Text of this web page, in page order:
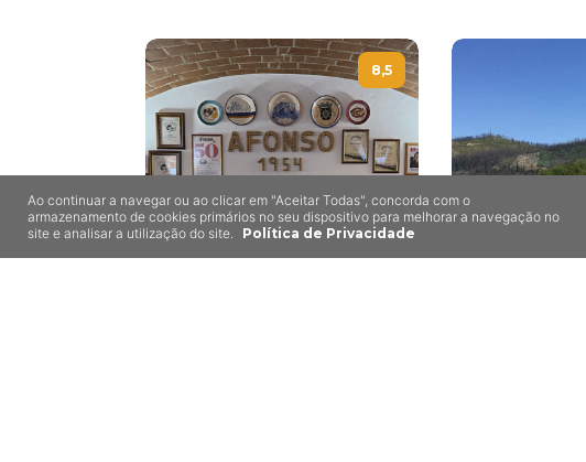
8,5
Ao continuar a navegar ou ao clicar em "Aceitar Todas", concorda com o
armazenamento de cookies primários no seu dispositivo para melhorar a navegação no
site e analisar a utilização do site.
Política de Privacidade